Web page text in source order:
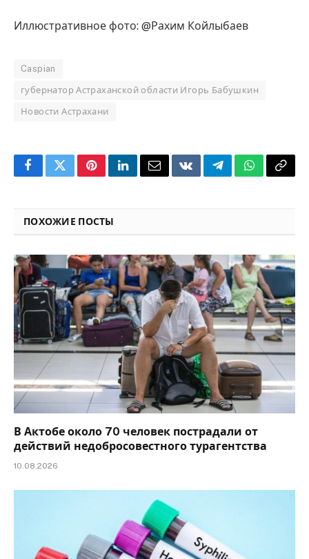
Иллюстративное фото: @Рахим Койлыбаев
Caspian
губернатор Астраханской области Игорь Бабушкин
Новости Астрахани
FacebookTwitterPinterestLinkedInEmailVKontakteTelegramWhatsApp
Copy
ПОХОЖИЕ ПОСТЫ
В Актобе около 70 человек пострадали от
действий недобросовестного турагентства
10.08.2026